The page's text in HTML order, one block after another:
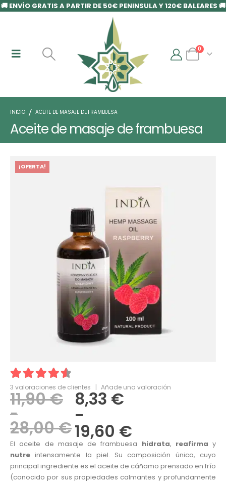
🚚 ENVÍO GRATIS A PARTIR DE 50€ PENINSULA Y 120€ BALEARES 🚚
0
INICIO ACEITE DE MASAJE DE FRAMBUESA
Aceite de masaje de frambuesa
¡OFERTA!
4.67out of 5
3 valoraciones de clientes | Añade una valoración
11,90€
-
28,00€
8,33 €
-
19,60 €
El aceite de masaje de frambuesa hidrata, reafirma y
nutre intensamente la piel. Su composición única, cuyo
principal ingrediente es el aceite de cáñamo prensado en frío
(conocido por sus propiedades calmantes y profundamente